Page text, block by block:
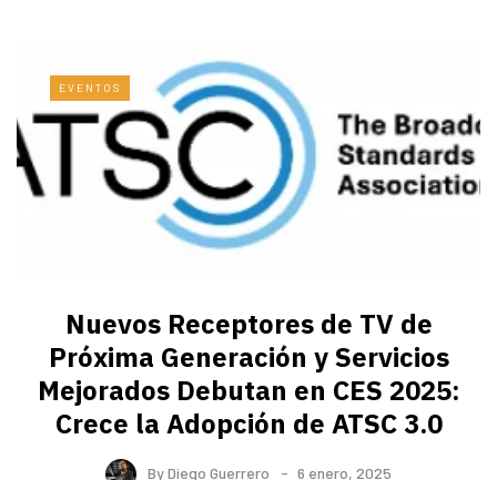
EVENTOS
Nuevos Receptores de TV de
Próxima Generación y Servicios
Mejorados Debutan en CES 2025:
Crece la Adopción de ATSC 3.0
ByDiego Guerrero 6 enero, 2025